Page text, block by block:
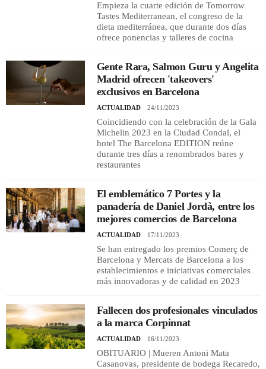
Empieza la cuarte edición de Tomorrow
Tastes Mediterranean, el congreso de la
dieta mediterránea, que durante dos días
ofrece ponencias y talleres de cocina
Gente Rara, Salmon Guru y Angelita
Madrid ofrecen 'takeovers'
exclusivos en Barcelona
ACTUALIDAD 24/11/2023
Coincidiendo con la celebración de la Gala
Michelin 2023 en la Ciudad Condal, el
hotel The Barcelona EDITION reúne
durante tres días a renombrados bares y
restaurantes
El emblemático 7 Portes y la
panadería de Daniel Jordà, entre los
mejores comercios de Barcelona
ACTUALIDAD 17/11/2023
Se han entregado los premios Comerç de
Barcelona y Mercats de Barcelona a los
establecimientos e iniciativas comerciales
más innovadoras y de calidad en 2023
Fallecen dos profesionales vinculados
a la marca Corpinnat
ACTUALIDAD 16/11/2023
OBITUARIO | Mueren Antoni Mata
Casanovas, presidente de bodega Recaredo,